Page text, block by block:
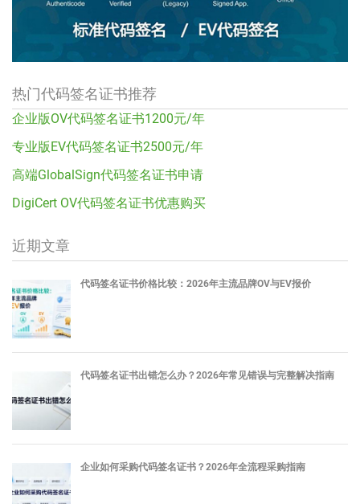
热门代码签名证书推荐
企业版OV代码签名证书1200元/年
专业版EV代码签名证书2500元/年
高端GlobalSign代码签名证书申请
DigiCert OV代码签名证书优惠购买
近期文章
代码签名证书价格比较：2026年主流品牌OV与EV报价
代码签名证书出错怎么办？2026年常见错误与完整解决指南
企业如何采购代码签名证书？2026年全流程采购指南